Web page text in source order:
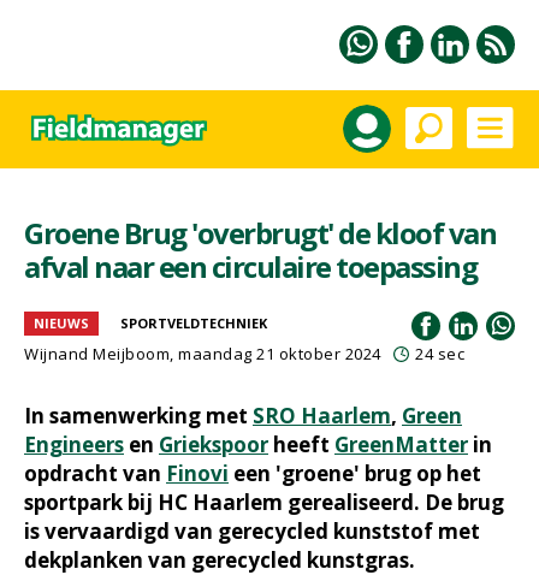
Groene Brug 'overbrugt' de kloof van
afval naar een circulaire toepassing
NIEUWS SPORTVELDTECHNIEK
Wijnand Meijboom, maandag 21 oktober 2024 24 sec
In samenwerking met SRO Haarlem, Green
Engineers en Griekspoor heeft GreenMatter in
opdracht van Finovi een 'groene' brug op het
sportpark bij HC Haarlem gerealiseerd. De brug
is vervaardigd van gerecycled kunststof met
dekplanken van gerecycled kunstgras.